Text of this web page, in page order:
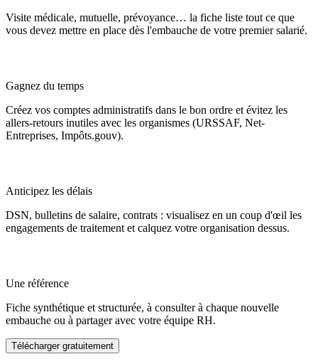
Visite médicale, mutuelle, prévoyance… la fiche liste tout ce que
vous devez mettre en place dès l'embauche de votre premier salarié.
Gagnez du temps
Créez vos comptes administratifs dans le bon ordre et évitez les
allers-retours inutiles avec les organismes (URSSAF, Net-
Entreprises, Impôts.gouv).
Anticipez les délais
DSN, bulletins de salaire, contrats : visualisez en un coup d'œil les
engagements de traitement et calquez votre organisation dessus.
Une référence
Fiche synthétique et structurée, à consulter à chaque nouvelle
embauche ou à partager avec votre équipe RH.
Télécharger gratuitement